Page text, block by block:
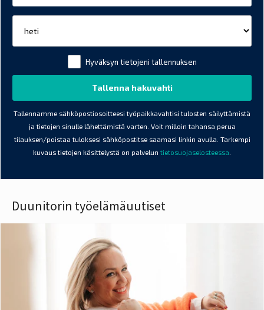
Hyväksyn tietojeni tallennuksen
Tallennamme sähköpostiosoitteesi työpaikkavahtisi tulosten säilyttämistä
ja tietojen sinulle lähettämistä varten. Voit milloin tahansa perua
tilauksen/poistaa tuloksesi sähköpostitse saamasi linkin avulla. Tarkempi
kuvaus tietojen käsittelystä on palvelun tietosuojaselosteessa
Duunitorin työelämäuutiset